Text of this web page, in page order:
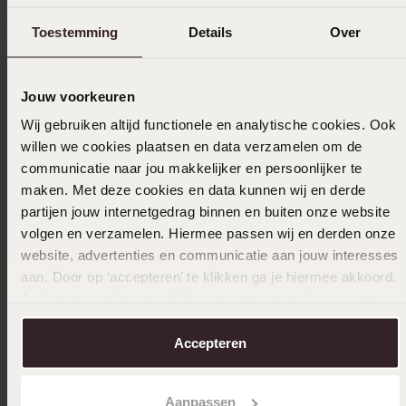
Toestemming Details Over
Jouw voorkeuren
Wij gebruiken altijd functionele en analytische cookies. Ook
willen we cookies plaatsen en data verzamelen om de
communicatie naar jou makkelijker en persoonlijker te
maken. Met deze cookies en data kunnen wij en derde
partijen jouw internetgedrag binnen en buiten onze website
volgen en verzamelen. Hiermee passen wij en derden onze
website, advertenties en communicatie aan jouw interesses
aan. Door op ‘accepteren’ te klikken ga je hiermee akkoord.
over in onscookiebeleid.
Accepteren
Aanpassen
Ook leuk voor jou